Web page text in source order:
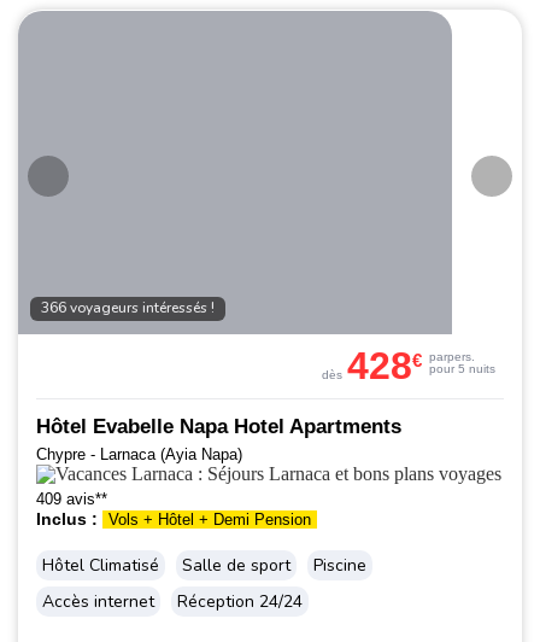
366 voyageurs intéressés !
Hôtel Evabelle Napa Hotel Apartments
Chypre - Larnaca (Ayia Napa)
409 avis**
Inclus : Vols + Hôtel + Demi Pension
Hôtel Climatisé Salle de sport
Piscine
Accès internet
Réception 24/24
dès 428€ parpers.
pour 5 nuits